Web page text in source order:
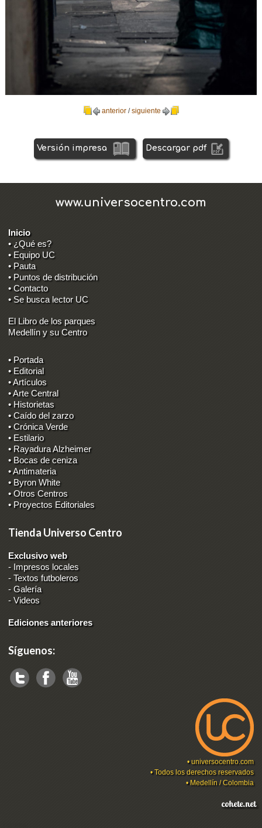
anterior/siguiente
Versión impresa Descargar pdf
www.universocentro.com
Inicio
• ¿Qué es?
• Equipo UC
• Pauta
• Puntos de distribución
• Contacto
• Se busca lector UC
El Libro de los parques
Medellín y su Centro
• Portada
• Editorial
• Artículos
• Arte Central
• Historietas
• Caído del zarzo
• Crónica Verde
• Estilario
• Rayadura Alzheimer
• Bocas de ceniza
• Antimateria
• Byron White
• Otros Centros
• Proyectos Editoriales
Tienda Universo Centro
Exclusivo web
- Impresos locales
-Textos futboleros
-Galería
-Videos
Ediciones anteriores
Síguenos:
•universocentro.com
• Todos los derechos reservados
• Medellín / Colombia